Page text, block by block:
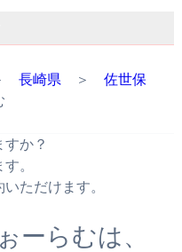
長崎県＞ 佐世保
か？
。
ただけます。
ーらむは、